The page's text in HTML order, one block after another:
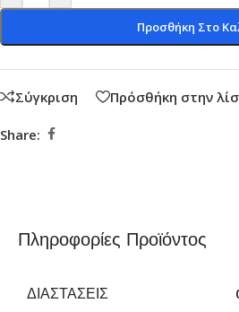
Προσθήκη Στο
Σύγκριση Πρόσθήκη στην
Share:
Πληροφορίες Προϊόντος
ΔΙΑΣΤΆΣΕΙΣ